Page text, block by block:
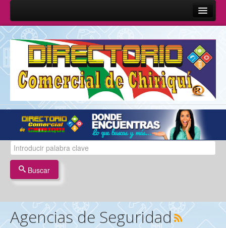
Inicio
Sobre Nosotros
Quienes Somos
Misión y Visión
Términos y Condiciones
Contáctenos
Buscar
Agencias de Seguridad